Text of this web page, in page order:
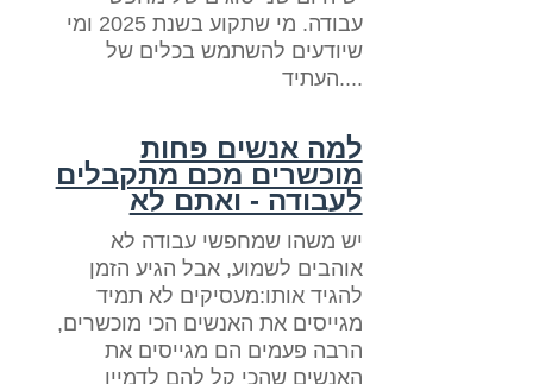
עבודה. מי שתקוע בשנת 2025 ומי
שיודעים להשתמש בכלים של
העתיד....
למה אנשים פחות
מוכשרים מכם מתקבלים
לעבודה - ואתם לא
יש משהו שמחפשי עבודה לא
אוהבים לשמוע, אבל הגיע הזמן
להגיד אותו:מעסיקים לא תמיד
מגייסים את האנשים הכי מוכשרים,
הרבה פעמים הם מגייסים את
האנשים שהכי קל להם לדמיין